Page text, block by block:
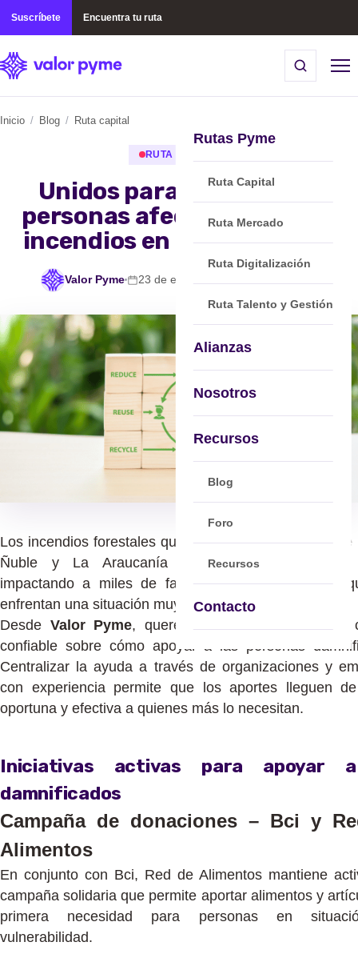
Suscríbete Encuentra tu ruta
Rutas Pyme
Ruta Capital
Ruta Mercado
Ruta Digitalización
Ruta Talento y Gestión
Alianzas
Nosotros
Recursos
Blog
Foro
Recursos
Contacto
Inicio / Blog / Ruta capital
RUTA CAPITAL
Unidos para apoyar a las
personas afectadas por los
incendios en el sur de Chile
Valor Pyme 23 de enero, 2026
Los incendios forestales que afectan a las regiones de
Ñuble y La Araucanía han provocado graves
impactando a miles de familias y emprendedores
enfrentan una situación muy compleja.
Desde Valor Pyme, queremos difundir información
confiable sobre cómo apoyar a las personas
Centralizar la ayuda a través de organizaciones y
con experiencia permite que los aportes lleguen
oportuna y efectiva a quienes más lo necesitan.
Iniciativas activas para apoyar
damnificados
Campaña de donaciones – Bci y
Alimentos
En conjunto con Bci, Red de Alimentos mantiene
campaña solidaria que permite aportar alimentos y
primera necesidad para personas en
vulnerabilidad.